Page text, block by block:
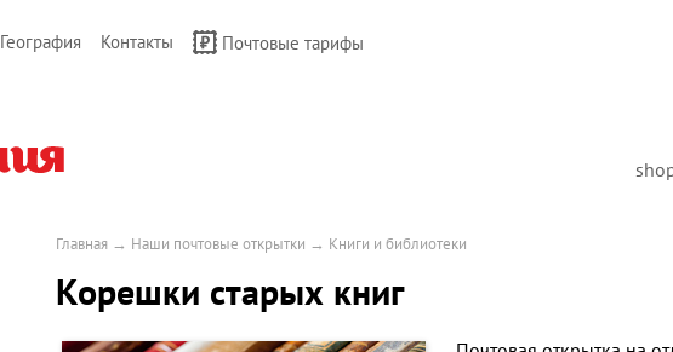
География Контакты Почтовые тарифы
Главная → Наши почтовые открытки → Книги и библиотеки
Корешки старых книг